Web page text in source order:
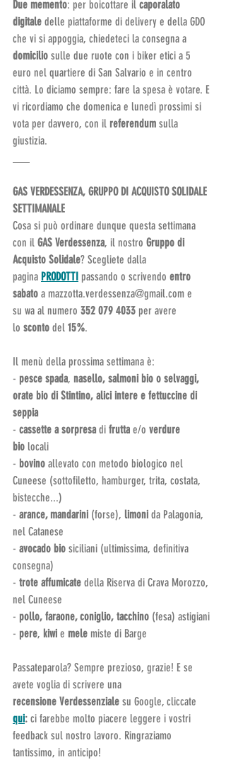
Due memento: per boicottare il caporalato
digitale delle piattaforme di delivery e della GDO
che vi si appoggia, chiedeteci la consegna a
domicilio sulle due ruote con i biker etici a 5
euro nel quartiere di San Salvario e in centro
città. Lo diciamo sempre: fare la spesa è votare. E
vi ricordiamo che domenica e lunedì prossimi si
vota per davvero, con il referendum sulla
giustizia.
GAS VERDESSENZA, GRUPPO DI ACQUISTO SOLIDALE
SETTIMANALE
Cosa si può ordinare dunque questa settimana
con il GAS Verdessenza, il nostro Gruppo di
Acquisto Solidale? Scegliete dalla
pagina PRODOTTI passando o scrivendo entro
sabato a mazzotta.verdessenza@gmail.com e
su wa al numero 352 079 4033 per avere
lo sconto del 15%.
Il menù della prossima settimana è:
- pesce spada, nasello, salmoni bio o selvaggi,
orate bio di Stintino, alici intere e fettuccine di
seppia
- cassette a sorpresa di frutta e/o verdure
bio locali
- bovino allevato con metodo biologico nel
Cuneese (sottofiletto, hamburger, trita, costata,
bistecche...)
- arance, mandarini (forse), limoni da Palagonia,
nel Catanese
- avocado bio siciliani (ultimissima, definitiva
consegna)
- trote affumicate della Riserva di Crava Morozzo,
nel Cuneese
- pollo, faraone, coniglio, tacchino (fesa) astigiani
- pere, kiwi e mele miste di Barge
Passateparola? Sempre prezioso, grazie! E se
avete voglia di scrivere una
recensione Verdessenziale su Google, cliccate
qui: ci farebbe molto piacere leggere i vostri
feedback sul nostro lavoro. Ringraziamo
tantissimo, in anticipo!